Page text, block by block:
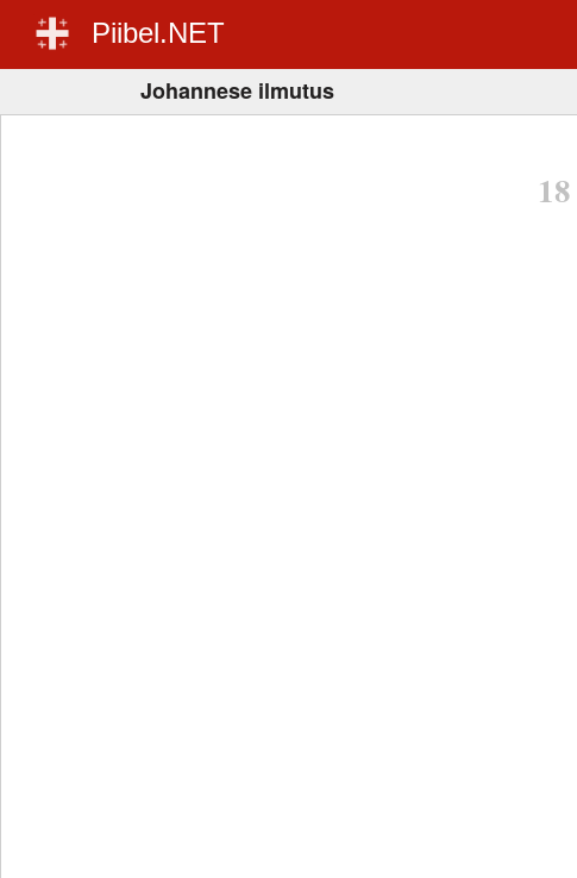
Piibel.NET
Johannese ilmutus
18